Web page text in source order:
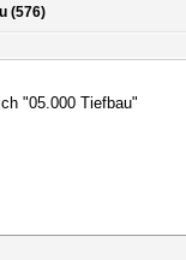
(576)
"05.000 Tiefbau"